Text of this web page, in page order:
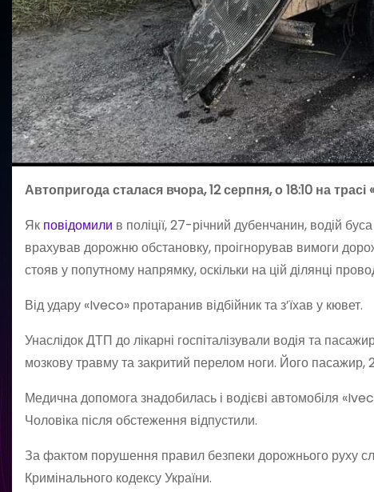
Автопригода сталася вчора, 12 серпня, о 18:10 на
Як повідомили в поліції, 27-річний дубенчанин, водій
врахував дорожню обстановку, проігнорував вимоги
стояв у попутному напрямку, оскільки на цій ділянці
Від удару «Iveco» протаранив відбійник та з’їхав у кювет.
Унаслідок ДТП до лікарні госпіталізували водія та
мозкову травму та закритий перелом ноги. Його пасажир,
Медична допомога знадобилась і водієві автомобіля
Чоловіка після обстеження відпустили.
За фактом порушення правил безпеки дорожнього руху
Кримінального кодексу України.